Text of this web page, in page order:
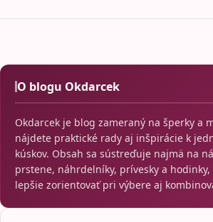
O blogu Okdarcek
Okdarcek je blog zameraný na šperky a
nájdete praktické rady aj inšpirácie k
kúskov. Obsah sa sústreďuje najmä na
prstene, náhrdelníky, prívesky a
lepšie zorientovať pri výbere aj